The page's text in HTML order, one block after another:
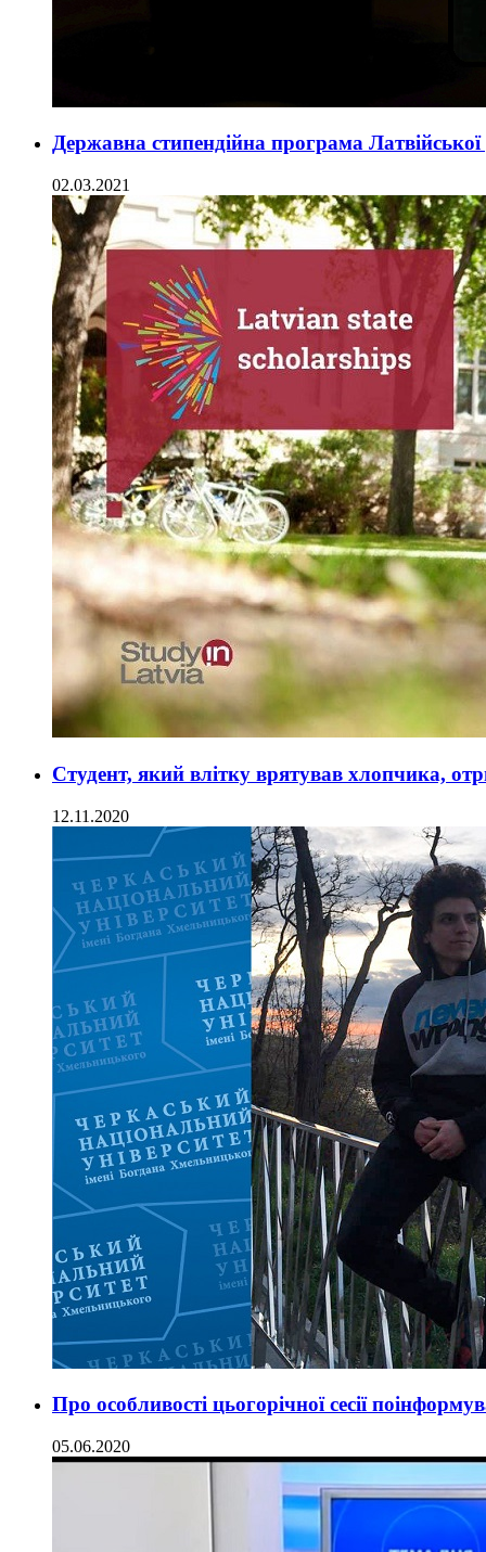
Державна стипендійна програма Латвійської
02.03.2021
Студент, який влітку врятував хлопчика,
12.11.2020
Про особливості цьогорічної сесії
05.06.2020